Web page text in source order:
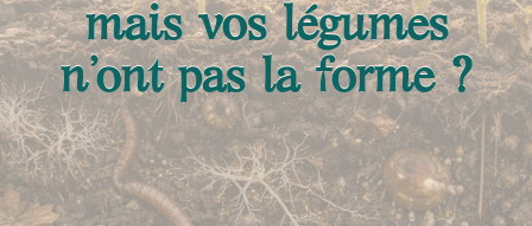
mais vos légumes
n’ont pas la forme ?